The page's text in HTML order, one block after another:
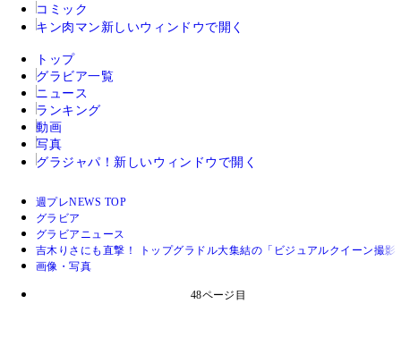
コミック
キン肉マン 新しいウィンドウで開く
トップ
グラビア一覧
ニュース
ランキング
動画
写真
グラジャパ！ 新しいウィンドウで開く
週プレNEWS TOP
グラビア
グラビアニュース
吉木りさにも直撃！ トップグラドル大集結の「ビジュアルクイーン撮
画像・写真
48ページ目